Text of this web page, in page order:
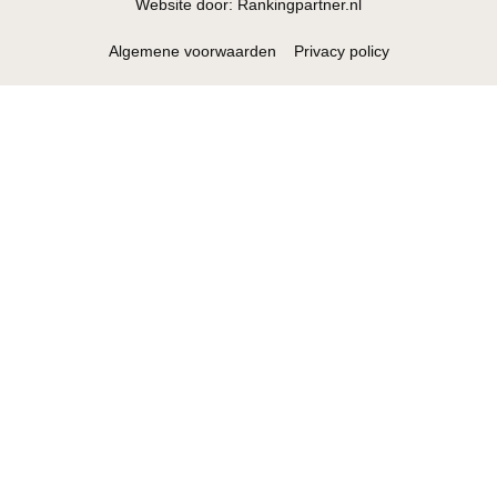
Website door: Rankingpartner.nl
Algemene voorwaarden Privacy policy